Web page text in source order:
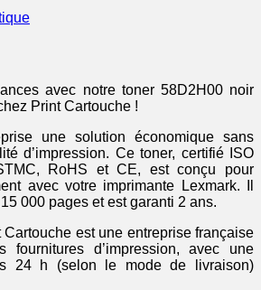
avec notre toner 58D2H00 noir
Print Cartouche !
une solution économique sans
d’impression. Ce toner, certifié ISO
RoHS et CE, est conçu pour
avec votre imprimante Lexmark. Il
000 pages et est garanti 2 ans.
est une entreprise française
fournitures d’impression, avec une
24 h (selon le mode de livraison)